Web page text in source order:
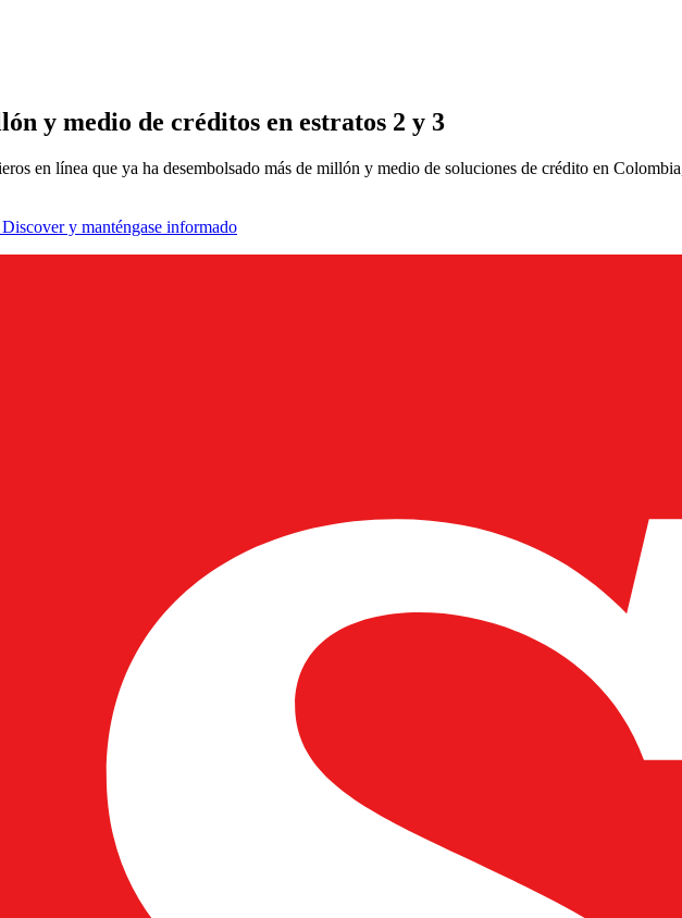
y medio de créditos en estratos 2 y 3
en línea que ya ha desembolsado más de millón y medio de soluciones de crédito en
y manténgase informado